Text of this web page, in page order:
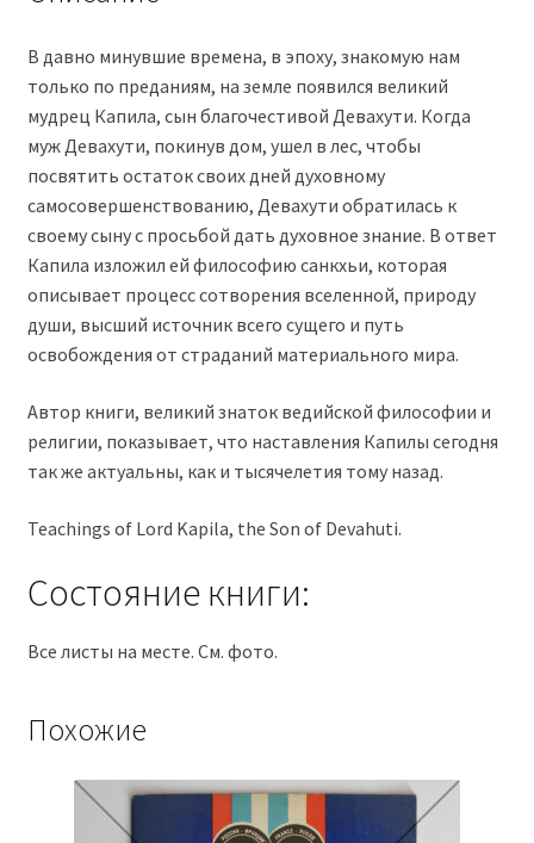
В давно минувшие времена, в эпоху, знакомую нам
только по преданиям, на земле появился великий
мудрец Капила, сын благочестивой Девахути. Когда
муж Девахути, покинув дом, ушел в лес, чтобы
посвятить остаток своих дней духовному
самосовершенствованию, Девахути обратилась к
своему сыну с просьбой дать духовное знание. В ответ
Капила изложил ей философию санкхьи, которая
описывает процесс сотворения вселенной, природу
души, высший источник всего сущего и путь
освобождения от страданий материального мира.
Автор книги, великий знаток ведийской философии и
религии, показывает, что наставления Капилы сегодня
так же актуальны, как и тысячелетия тому назад.
Teachings of Lord Kapila, the Son of Devahuti.
Состояние книги:
Все листы на месте. См. фото.
Похожие